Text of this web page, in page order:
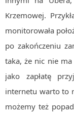
Krzemowej.
monitorowała
po zakończeniu
taka, że nic nie
jako zapłatę
internetu warto to
możemy też